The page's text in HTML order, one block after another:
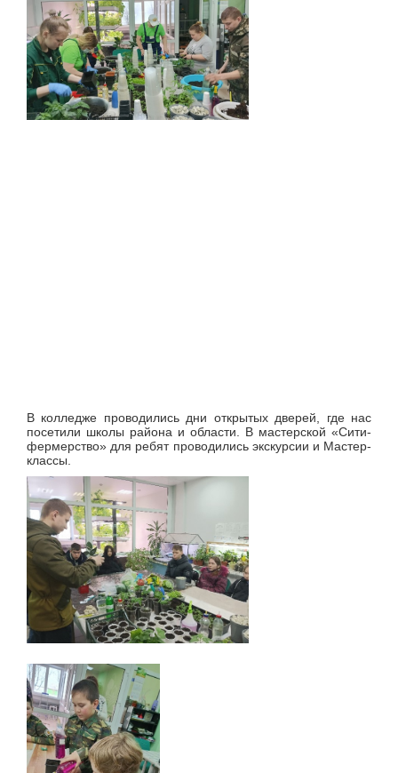
В колледже проводились дни открытых дверей, где нас
посетили школы района и области. В мастерской «Сити-
фермерство» для ребят проводились экскурсии и Мастер-
классы.